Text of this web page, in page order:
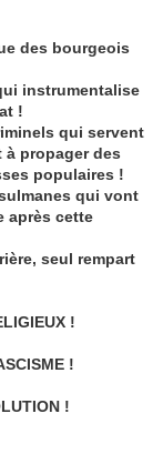
des bourgeois
instrumentalise
!
qui servent
propager des
populaires !
qui vont
après cette
seul rempart
!
!
!